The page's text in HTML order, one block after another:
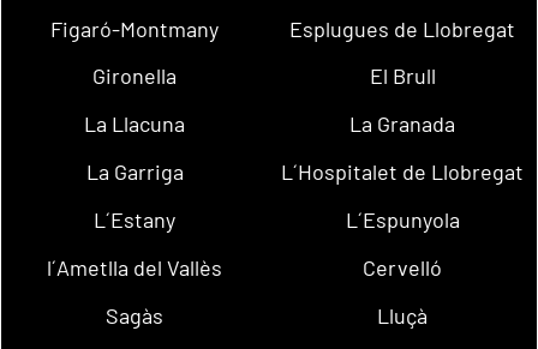
Figaró-Montmany
Esplugues de Llobregat
Gironella
El Brull
La Llacuna
La Granada
La Garriga
L´Hospitalet de Llobregat
L´Estany
L´Espunyola
l´Ametlla del Vallès
Cervelló
Sagàs
Lluçà